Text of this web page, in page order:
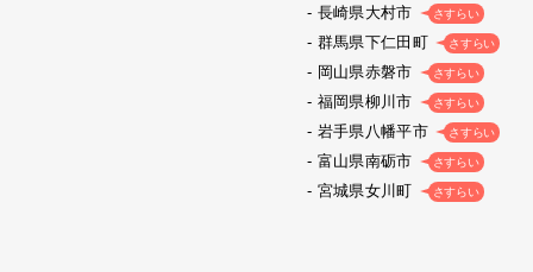
長崎県大村市 さすらい
群馬県下仁田町 さすらい
岡山県赤磐市 さすらい
福岡県柳川市 さすらい
岩手県八幡平市 さすらい
富山県南砺市 さすらい
宮城県女川町 さすらい